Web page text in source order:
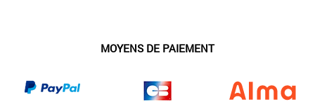
MOYENS DE PAIEMENT